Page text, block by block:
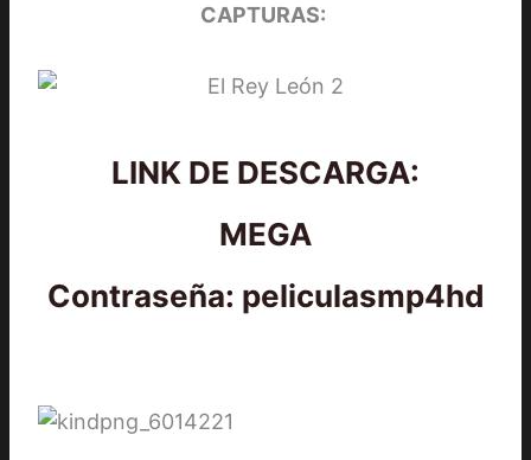
CAPTURAS:
LINK DE DESCARGA:
MEGA
Contraseña: peliculasmp4hd